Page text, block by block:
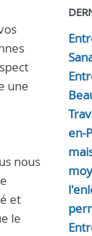
une
nous
et
le
en-